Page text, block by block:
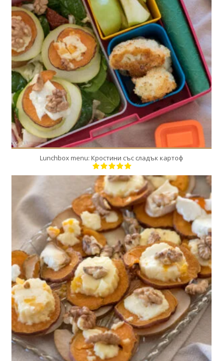
1
1
1 Min
Lunchbox menu: Кростини със сладък картоф
12
4
20 Min